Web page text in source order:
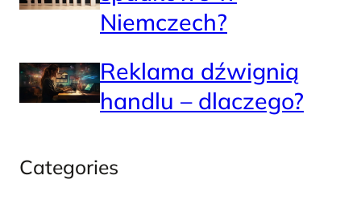
Niemczech?
Reklama dźwignią
handlu – dlaczego?
Categories